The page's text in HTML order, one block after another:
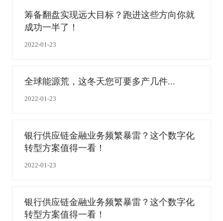
筹备翻盘实现远大目标？跑进这些方向你就
成功一半了！
2022-01-23
全球能源荒，这冬天您可要多产几件...
2022-01-23
银行供应链金融业务频繁暴雷？这个数字化
转型方案值得一看！
2022-01-23
银行供应链金融业务频繁暴雷？这个数字化
转型方案值得一看！